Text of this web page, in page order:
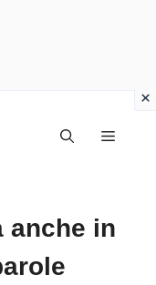
Menu
anche in